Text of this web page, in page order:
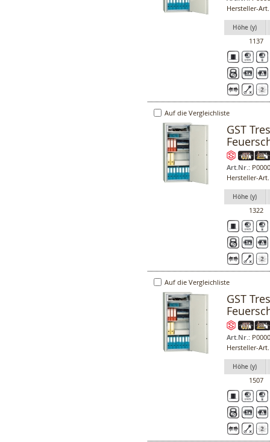
Hersteller-
Höhe (y)
1137
Auf die Vergleichliste
GST
Art.Nr.:
Hersteller-
Höhe (y)
1322
Auf die Vergleichliste
GST
Art.Nr.:
Hersteller-
Höhe (y)
1507